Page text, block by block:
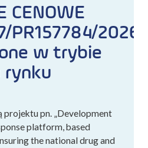
CENOWE
PR157784/2026
w trybie
rynku
projektu pn. „Development
platform, based
the national drug and